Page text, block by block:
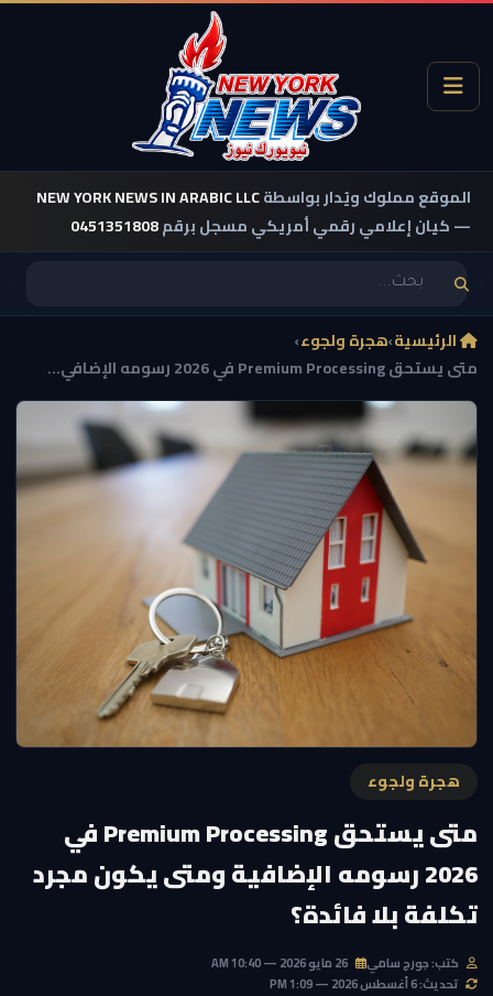
الموقع مملوك ويُدار بواسطةNEW YORK NEWS IN ARABIC LLC
— كيان إعلامي رقمي أمريكي مسجل برقم0451351808
الرئيسية›هجرة ولجوء›
متى يستحق Premium Processing في 2026 رسومه الإضافي...
هجرة ولجوء
متى يستحق Premium Processing في
2026 رسومه الإضافية ومتى يكون مجرد
تكلفة بلا فائدة؟
كتب: جورج سامي
تحديث: 6 أغسطس 2026 — 1:09 PM